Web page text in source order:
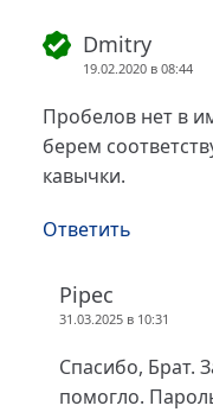
Dmitry
19.02.2020 в 08:44
Пробелов нет в
берем
кавычки.
Ответить
Pipec
31.03.2025 в 10:31
Спасибо, Брат.
помогло.